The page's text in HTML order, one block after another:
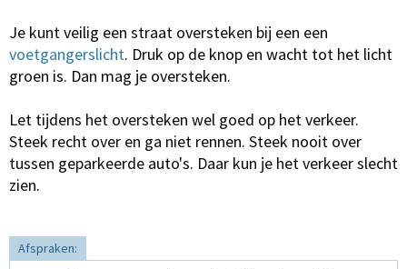
Je kunt veilig een straat oversteken bij een een
voetgangerslicht. Druk op de knop en wacht tot het licht
groen is. Dan mag je oversteken.
Let tijdens het oversteken wel goed op het verkeer.
Steek recht over en ga niet rennen. Steek nooit over
tussen geparkeerde auto's. Daar kun je het verkeer slecht
zien.
Afspraken: